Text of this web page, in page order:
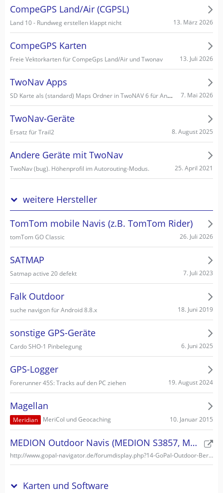
CompeGPS Land/Air (CGPSL)
Land 10 - Rundweg erstellen klappt nicht 13. März 2026
CompeGPS Karten
Freie Vektorkarten für CompeGps Land/Air und Twonav 13. Juli 2026
TwoNav Apps
SD Karte als (standard) Maps Ordner in TwoNAV 6 für Android einstellen/wählen 7. Mai 2026
TwoNav-Geräte
Ersatz für Trail2 8. August 2025
Andere Geräte mit TwoNav
TwoNav (bug). Höhenprofil im Autorouting-Modus. 25. April 2021
weitere Hersteller
TomTom mobile Navis (z.B. TomTom Rider)
tomTom GO Classic 26. Juli 2026
SATMAP
Satmap active 20 defekt 7. Juli 2023
Falk Outdoor
suche navigon für Android 8.8.x 18. Juni 2019
sonstige GPS-Geräte
Cardo SHO-1 Pinbelegung 6. Juni 2025
GPS-Logger
Forerunner 45S: Tracks auf den PC ziehen 19. August 2024
Magellan
Meridian MeriCol und Geocaching 10. Januar 2015
MEDION Outdoor Navis (MEDION S3857, MEDION S3747)
http://www.gopal-navigator.de/forumdisplay.php?14-GoPal-Outdoor-Bereich
Karten und Software